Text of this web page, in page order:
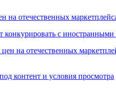
на отечественных
конкурировать с
контент и условия просмотра